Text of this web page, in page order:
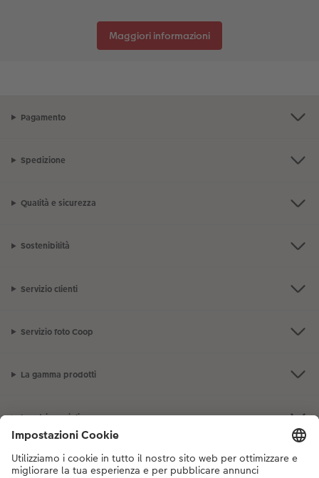
Maggiori informazioni
Pagamento
Spedizione
Qualità e sicurezza
Sostenibilità
Servizio clienti
Servizio foto Coop
La gamma prodotti
I nostri consigli
Se hai domande sui prodotti o sull'ordine, non esitare a contattarci dal
lunedì alla domenica dalle 9:00 alle 20:00 (esclusi i giorni festivi) al